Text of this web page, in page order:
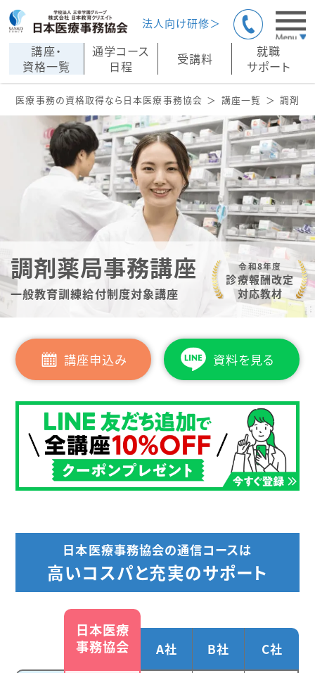
講座・
資格一覧
通学コース
日程
受講料
就職
サポート
法人向け研修＞
医療事務の資格取得なら日本医療事務協会 講座一覧 調剤薬
令和8年度
診療報酬改定
対応教材
調剤薬局事務講座
一般教育訓練給付制度対象講座
講座申込み 資料を見る
日本医療事務協会の通信コースは
高いコスパと充実のサポート
日本医療
事務協会
A社 B社 C社